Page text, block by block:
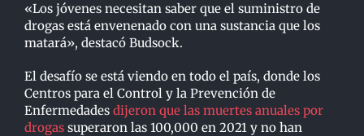
«Los jóvenes necesitan saber que el suministro de
drogas está envenenado con una sustancia que los
matará», destacó Budsock.
El desafío se está viendo en todo el país, donde los
Centros para el Control y la Prevención de
Enfermedades dijeron que las muertes anuales por
drogassuperaron las 100,000 en 2021 y no han